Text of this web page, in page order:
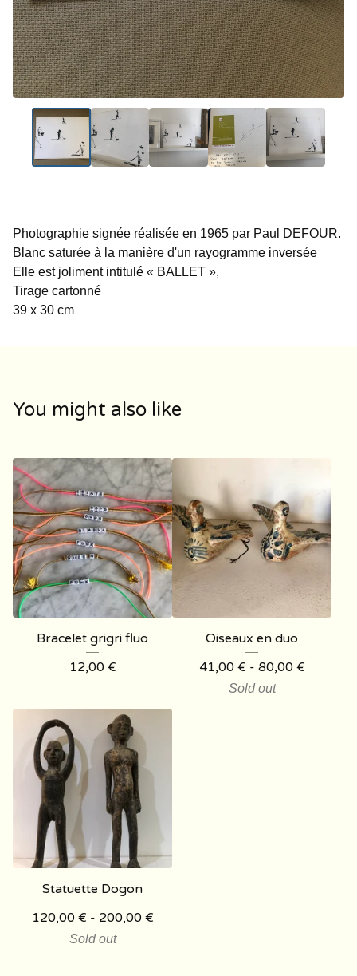
Photographie signée réalisée en 1965 par Paul DEFOUR.
Blanc saturée à la manière d'un rayogramme inversée
Elle est joliment intitulé « BALLET »,
Tirage cartonné
39 x 30 cm
You might also like
Bracelet grigri fluo
12,00 €
Oiseaux en duo
41,00 € - 80,00 €
Sold out
Statuette Dogon
120,00 € - 200,00 €
Sold out